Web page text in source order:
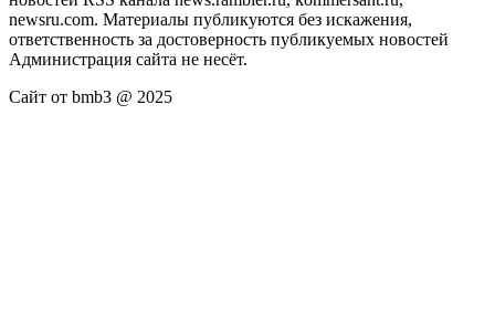
newsru.com. Материалы публикуются без искажения,
ответственность за достоверность публикуемых новостей
Администрация сайта не несёт.
Сайт от bmb3 @ 2025